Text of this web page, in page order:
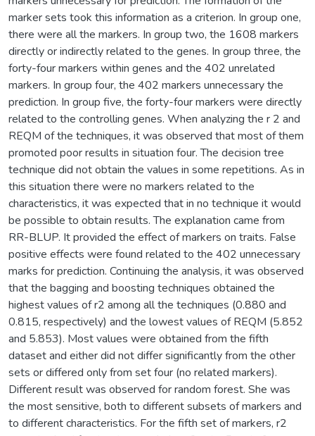
marker sets took this information as a criterion. In group one,
there were all the markers. In group two, the 1608 markers
directly or indirectly related to the genes. In group three, the
forty-four markers within genes and the 402 unrelated
markers. In group four, the 402 markers unnecessary the
prediction. In group five, the forty-four markers were directly
related to the controlling genes. When analyzing the r 2 and
REQM of the techniques, it was observed that most of them
promoted poor results in situation four. The decision tree
technique did not obtain the values in some repetitions. As in
this situation there were no markers related to the
characteristics, it was expected that in no technique it would
be possible to obtain results. The explanation came from
RR-BLUP. It provided the effect of markers on traits. False
positive effects were found related to the 402 unnecessary
marks for prediction. Continuing the analysis, it was observed
that the bagging and boosting techniques obtained the
highest values of r2 among all the techniques (0.880 and
0.815, respectively) and the lowest values of REQM (5.852
and 5.853). Most values were obtained from the fifth
dataset and either did not differ significantly from the other
sets or differed only from set four (no related markers).
Different result was observed for random forest. She was
the most sensitive, both to different subsets of markers and
to different characteristics. For the fifth set of markers, r2